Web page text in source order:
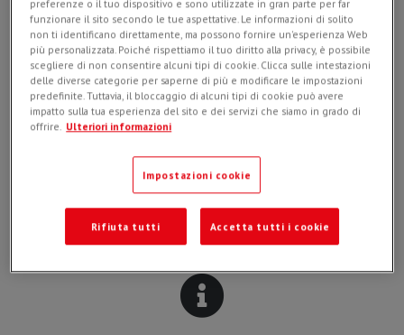
At the stand, where many stopped by to visit over the five
days, there were different products of the range on display.
Among them, aVSE 30 Screening Bucket, which like others in
the range is winning approval on all markets, and a new TF
150, currently the smallest cutter head Simex offers.
products by visitors, it was clear that Simex occupies an
important place in the recycling sector and activities related
preferenze o il tuo dispositivo e sono utilizzate in gran parte per far
funzionare il sito secondo le tue aspettative. Le informazioni di solito
non ti identificano direttamente, ma possono fornire un'esperienza Web
più personalizzata. Poiché rispettiamo il tuo diritto alla privacy, è possibile
scegliere di non consentire alcuni tipi di cookie. Clicca sulle intestazioni
delle diverse categorie per saperne di più e modificare le impostazioni
predefinite. Tuttavia, il bloccaggio di alcuni tipi di cookie può avere
impatto sulla tua esperienza del sito e dei servizi che siamo in grado di
offrire. Ulteriori informazioni
Impostazioni cookie
Rifiuta tutti Accetta tutti i cookie